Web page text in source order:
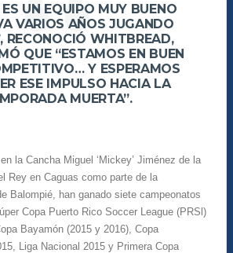
UN EQUIPO MUY BUENO
VARIOS AÑOS JUGANDO
RECONOCIÓ WHITBREAD,
QUE “ESTAMOS EN BUEN
Y ESPERAMOS
ESE IMPULSO HACIA LA
MUERTA”.
la Cancha Miguel ‘Mickey’ Jiménez de la
Rey en Caguas como parte de la
Balompié, han ganado siete campeonatos
Copa Puerto Rico Soccer League (PRSl)
Bayamón (2015 y 2016), Copa
Liga Nacional 2015 y Primera Copa